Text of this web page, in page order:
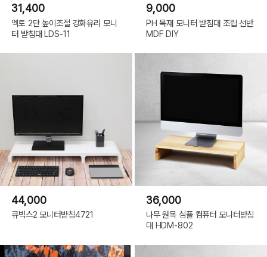
31,400
엑토 2단 높이조절 강화유리 모니
터 받침대 LDS-11
9,000
PH 목재 모니터 받침대 조립 선반
MDF DIY
44,000
큐빅스2 모니터받침4721
36,000
나무 원목 심플 컴퓨터 모니터받침
대 HDM-802